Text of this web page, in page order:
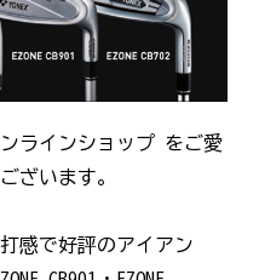
ラインショップ をご愛
ざいます。
感で好評のアイアン